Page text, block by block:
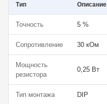
Тип Описание
Точность 5 %
Сопротивление 30 кОм
Мощность
резистора
0,25 Вт
Тип монтажа DIP